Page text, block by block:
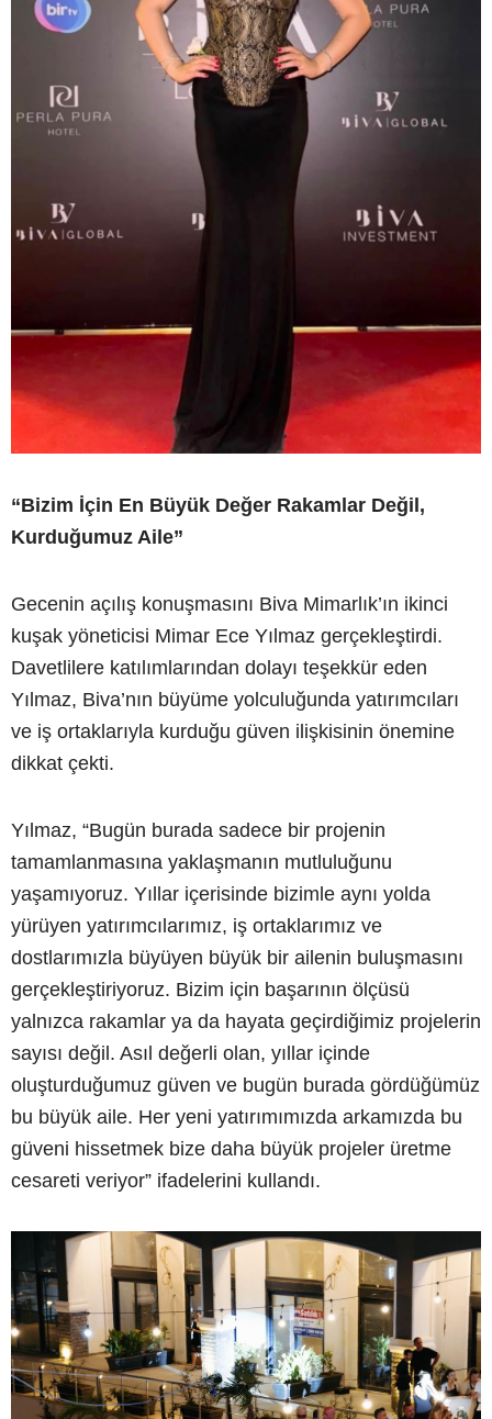
“Bizim İçin En Büyük Değer Rakamlar Değil,
Kurduğumuz Aile”
Gecenin açılış konuşmasını Biva Mimarlık’ın ikinci
kuşak yöneticisi Mimar Ece Yılmaz gerçekleştirdi.
Davetlilere katılımlarından dolayı teşekkür eden
Yılmaz, Biva’nın büyüme yolculuğunda yatırımcıları
ve iş ortaklarıyla kurduğu güven ilişkisinin önemine
dikkat çekti.
Yılmaz, “Bugün burada sadece bir projenin
tamamlanmasına yaklaşmanın mutluluğunu
yaşamıyoruz. Yıllar içerisinde bizimle aynı yolda
yürüyen yatırımcılarımız, iş ortaklarımız ve
dostlarımızla büyüyen büyük bir ailenin buluşmasını
gerçekleştiriyoruz. Bizim için başarının ölçüsü
yalnızca rakamlar ya da hayata geçirdiğimiz projelerin
sayısı değil. Asıl değerli olan, yıllar içinde
oluşturduğumuz güven ve bugün burada gördüğümüz
bu büyük aile. Her yeni yatırımımızda arkamızda bu
güveni hissetmek bize daha büyük projeler üretme
cesareti veriyor” ifadelerini kullandı.